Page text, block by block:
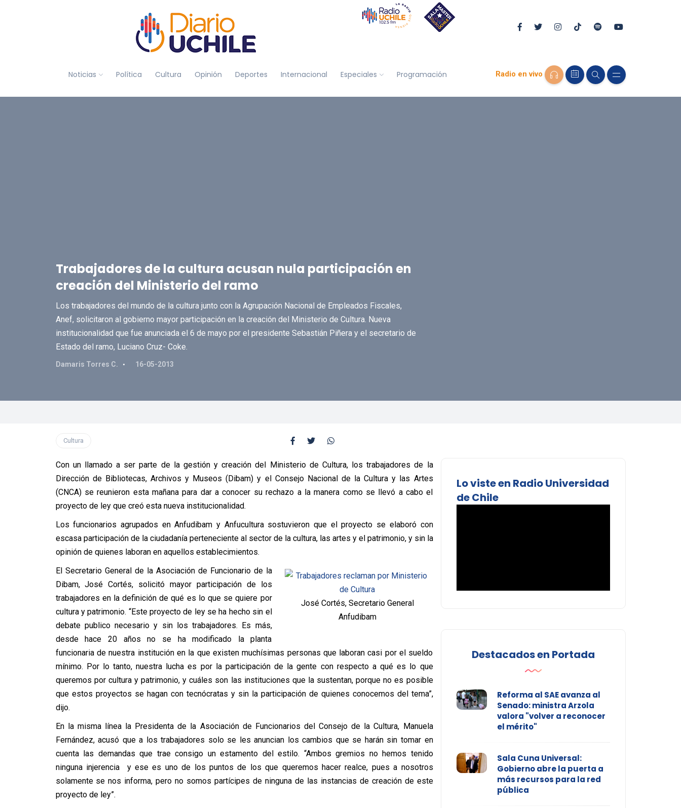
Noticias Política Cultura Opinión Deportes Internacional Especiales Programación Radio en vivo
Trabajadores de la cultura acusan nula participación en
creación del Ministerio del ramo
Los trabajadores del mundo de la cultura junto con la Agrupación Nacional de Empleados Fiscales,
Anef, solicitaron al gobierno mayor participación en la creación del Ministerio de Cultura. Nueva
institucionalidad que fue anunciada el 6 de mayo por el presidente Sebastián Piñera y el secretario de
Estado del ramo, Luciano Cruz- Coke.
Damaris Torres C. 16-05-2013
Cultura
Con un llamado a ser parte de la gestión y creación del Ministerio de Cultura, los trabajadores de la
Dirección de Bibliotecas, Archivos y Museos (Dibam) y el Consejo Nacional de la Cultura y las Artes
(CNCA) se reunieron esta mañana para dar a conocer su rechazo a la manera como se llevó a cabo el
proyecto de ley que creó esta nueva institucionalidad.
Los funcionarios agrupados en Anfudibam y Anfucultura sostuvieron que el proyecto se elaboró con
escasa participación de la ciudadanía perteneciente al sector de la cultura, las artes y el patrimonio, y sin la
opinión de quienes laboran en aquellos establecimientos.
José Cortés, Secretario General
Anfudibam
El Secretario General de la Asociación de Funcionario de la
Dibam, José Cortés, solicitó mayor participación de los
trabajadores en la definición de qué es lo que se quiere por
cultura y patrimonio. “Este proyecto de ley se ha hecho sin el
debate publico necesario y sin los trabajadores. Es más,
desde hace 20 años no se ha modificado la planta
funcionaria de nuestra institución en la que existen muchísimas personas que laboran casi por el sueldo
mínimo. Por lo tanto, nuestra lucha es por la participación de la gente con respecto a qué es lo que
queremos por cultura y patrimonio, y cuáles son las instituciones que la sustentan, porque no es posible
que estos proyectos se hagan con tecnócratas y sin la participación de quienes conocemos del tema”,
dijo.
En la misma línea la Presidenta de la Asociación de Funcionarios del Consejo de la Cultura, Manuela
Fernández, acusó que a los trabajadores solo se les anuncian los cambios que se harán sin tomar en
cuenta las demandas que trae consigo un estamento del estilo. “Ambos gremios no hemos tenido
ninguna injerencia y ese es uno de los puntos de los que queremos hacer realce, pues a nosotros
solamente se nos informa, pero no somos partícipes de ninguna de las instancias de creación de este
proyecto de ley”.
Lo viste en Radio Universidad
de Chile
Destacados en Portada
Reforma al SAE avanza al
Senado: ministra Arzola
valora "volver a reconocer
el mérito"
Sala Cuna Universal:
Gobierno abre la puerta a
más recursos para la red
pública